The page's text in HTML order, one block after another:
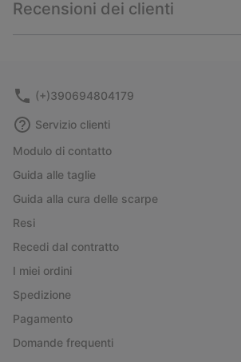
Recensioni dei clienti
(+)390694804179
Servizio clienti
Modulo di contatto
Guida alle taglie
Guida alla cura delle scarpe
Resi
Recedi dal contratto
I miei ordini
Spedizione
Pagamento
Domande frequenti